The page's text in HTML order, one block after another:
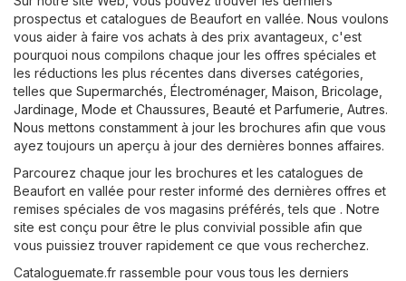
prospectus et catalogues de Beaufort en vallée. Nous voulons
vous aider à faire vos achats à des prix avantageux, c'est
pourquoi nous compilons chaque jour les offres spéciales et
les réductions les plus récentes dans diverses catégories,
telles que Supermarchés Électroménager, Maison, Bricolage,
Jardinage Mode et Chaussures Beauté et Parfumerie Autres.
Nous mettons constamment à jour les brochures afin que vous
ayez toujours un aperçu à jour des dernières bonnes affaires.
Parcourez chaque jour les brochures et les catalogues de
Beaufort en vallée pour rester informé des dernières offres et
remises spéciales de vos magasins préférés, tels que . Notre
site est conçu pour être le plus convivial possible afin que
vous puissiez trouver rapidement ce que vous recherchez.
Cataloguemate.fr rassemble pour vous tous les derniers